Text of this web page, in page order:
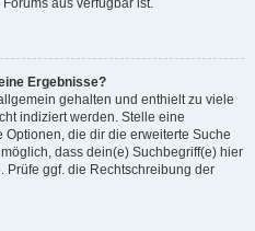
aus verfügbar ist.
Ergebnisse?
gehalten und enthielt zu viele
indiziert werden. Stelle eine
die dir die erweiterte Suche
dass dein(e) Suchbegriff(e) hier
Prüfe ggf. die Rechtschreibung der